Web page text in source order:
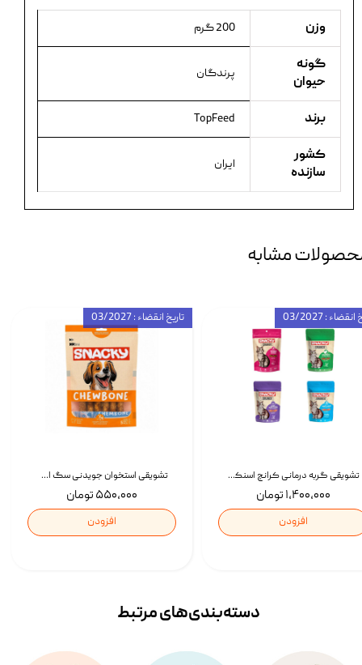
وزن 200 گرم
گونه
حیوان
پرندگان
برند TopFeed
کشور
سازنده
ایران
مشابه
تشویقی استخوان جویدنی سگ اسنکی کرانچی با طعم مرغ Snacky Crunchy Munchy وزن 100 گرم
۵۵۰,۰۰۰ تومان
افزودن
تاریخ انقضاء : 03/2027
تشویقی گربه درمانی کرانچ اسنکی با طعم میکس Snacky Crunch Cat Treats وزن 60 گرم بسته 4 عددی
۱,۴۰۰,۰۰۰ تومان
افزودن
: 03/2027
دسته‌بندی‌‌های مرتبط